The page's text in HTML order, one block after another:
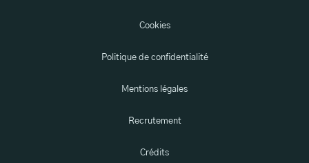
Cookies
Politique de confidentialité
Mentions légales
Recrutement
Crédits